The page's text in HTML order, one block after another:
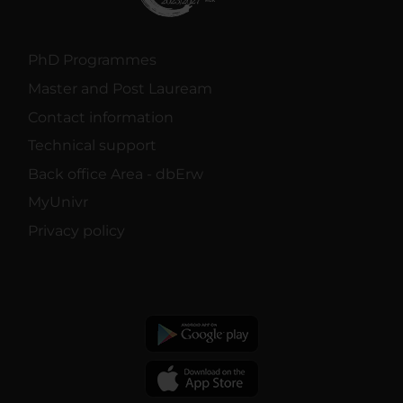
PhD Programmes
Master and Post Lauream
Contact information
Technical support
Back office Area - dbErw
MyUnivr
Privacy policy